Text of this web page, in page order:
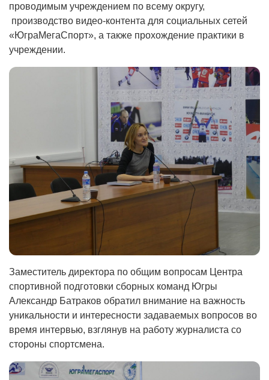
проводимым учреждением по всему округу,
производство видео-контента для социальных сетей
«ЮграМегаСпорт», а также прохождение практики в
учреждении.
Заместитель директора по общим вопросам Центра
спортивной подготовки сборных команд Югры
Александр Батраков обратил внимание на важность
уникальности и интересности задаваемых вопросов во
время интервью, взглянув на работу журналиста со
стороны спортсмена.